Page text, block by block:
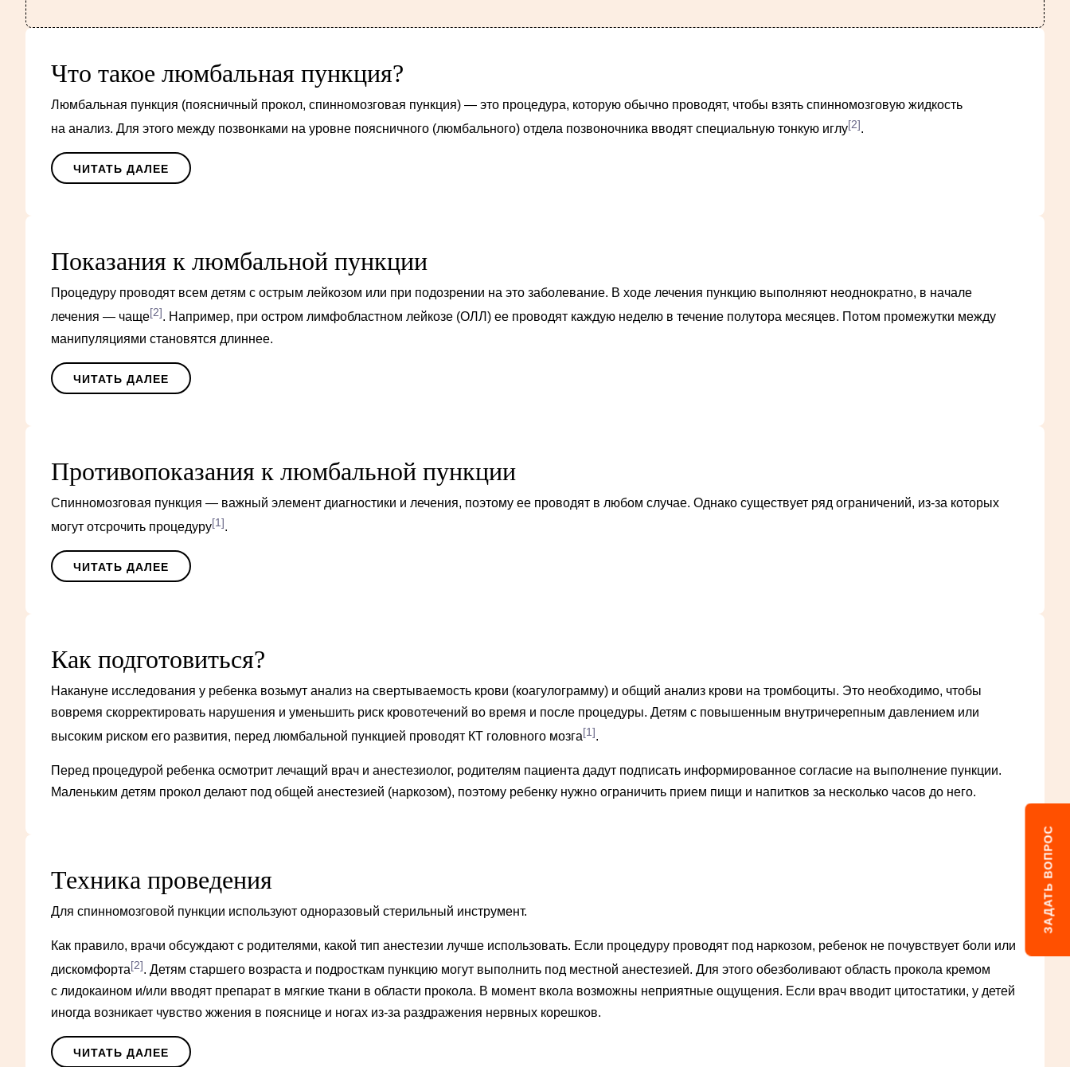
ЗАДАТЬ ВОПРОС
Что такое люмбальная пункция?
Люмбальная пункция (поясничный прокол, спинномозговая пункция) — это процедура, которую обычно проводят, чтобы взять спинномозговую жидкость
на анализ. Для этого между позвонками на уровне поясничного (люмбального) отдела позвоночника вводят специальную тонкую иглу[2].
ЧИТАТЬ ДАЛЕЕ
Показания к люмбальной пункции
Процедуру проводят всем детям с острым лейкозом или при подозрении на это заболевание. В ходе лечения пункцию выполняют неоднократно, в начале
лечения — чаще[2]. Например, при остром лимфобластном лейкозе (ОЛЛ) ее проводят каждую неделю в течение полутора месяцев. Потом промежутки между
манипуляциями становятся длиннее.
ЧИТАТЬ ДАЛЕЕ
Противопоказания к люмбальной пункции
Спинномозговая пункция — важный элемент диагностики и лечения, поэтому ее проводят в любом случае. Однако существует ряд ограничений, из-за которых
могут отсрочить процедуру[1].
ЧИТАТЬ ДАЛЕЕ
Как подготовиться?
Накануне исследования у ребенка возьмут анализ на свертываемость крови (коагулограмму) и общий анализ крови на тромбоциты. Это необходимо, чтобы
вовремя скорректировать нарушения и уменьшить риск кровотечений во время и после процедуры. Детям с повышенным внутричерепным давлением или
высоким риском его развития, перед люмбальной пункцией проводят КТ головного мозга[1].
Перед процедурой ребенка осмотрит лечащий врач и анестезиолог, родителям пациента дадут подписать информированное согласие на выполнение пункции.
Маленьким детям прокол делают под общей анестезией (наркозом), поэтому ребенку нужно ограничить прием пищи и напитков за несколько часов до него.
Техника проведения
Для спинномозговой пункции используют одноразовый стерильный инструмент.
Как правило, врачи обсуждают с родителями, какой тип анестезии лучше использовать. Если процедуру проводят под наркозом, ребенок не почувствует боли или
дискомфорта[2]. Детям старшего возраста и подросткам пункцию могут выполнить под местной анестезией. Для этого обезболивают область прокола кремом
с лидокаином и/или вводят препарат в мягкие ткани в области прокола. В момент вкола возможны неприятные ощущения. Если врач вводит цитостатики, у детей
иногда возникает чувство жжения в пояснице и ногах из-за раздражения нервных корешков.
ЧИТАТЬ ДАЛЕЕ